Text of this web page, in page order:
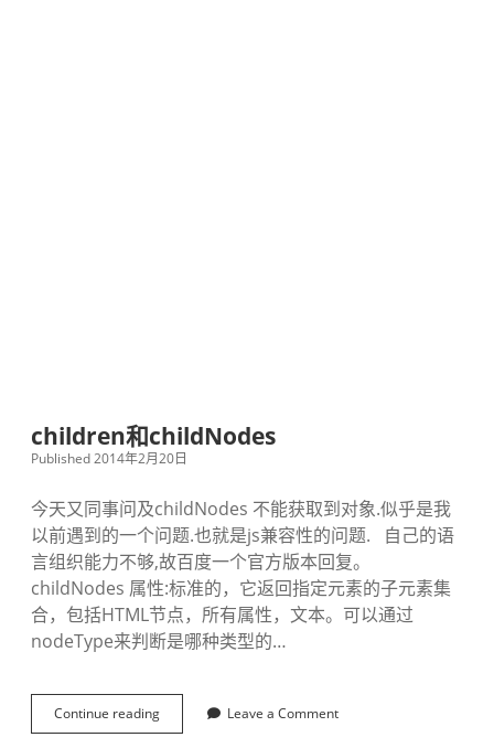
children和childNodes
Published 2014年2月20日
今天又同事问及childNodes 不能获取到对象.似乎是我
以前遇到的一个问题.也就是js兼容性的问题. 自己的语
言组织能力不够,故百度一个官方版本回复。
childNodes 属性:标准的，它返回指定元素的子元素集
合，包括HTML节点，所有属性，文本。可以通过
nodeType来判断是哪种类型的…
Continue reading
h
Leave a Comment